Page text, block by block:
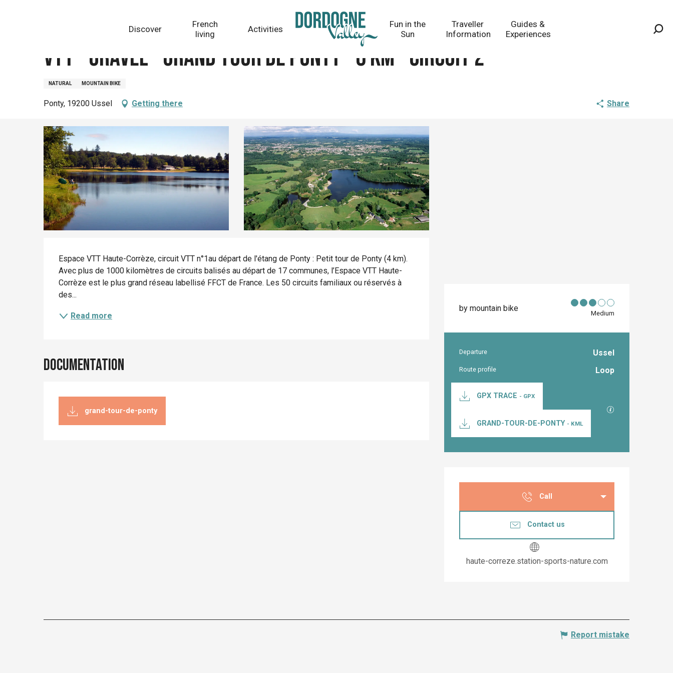
Discover
French
living
Activities
Fun in the
Sun
Traveller
Information
Guides &
Experiences
VTT - Gravel - Grand tour de Ponty - 6 km - circuit 2
NATURAL MOUNTAIN BIKE
Ponty, 19200 Ussel Getting there Share
by mountain bike
Medium
Practical
Departure Ussel
Route profile Loop
Documentation
GPX TRACE - GPX
GRAND-TOUR-DE-PONTY - KML
GPX / KML files
Opening hours &
Call
Contact us
haute-correze.station-sports-nature.com
Description
Espace VTT Haute-Corrèze, circuit VTT n°1au départ de l'étang de Ponty : Petit tour de Ponty (4 km).
Avec plus de 1000 kilomètres de circuits balisés au départ de 17 communes, l’Espace VTT Haute-
Corrèze est le plus grand réseau labellisé FFCT de France. Les 50 circuits familiaux ou réservés à
des...
Read more
Documentation
grand-tour-de-ponty
Report mistake